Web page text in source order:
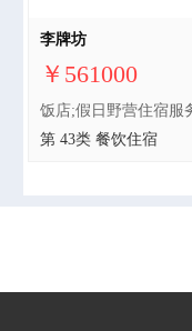
李牌坊
￥561000
第 43类 餐饮住宿